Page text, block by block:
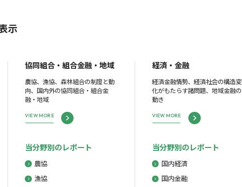
示
協同組合・組合金融・地域
農協、漁協、森林組合の制度と動
向、国内外の協同組合・組合金
融・地域
VIEW MORE
当分野別のレポート
農協
漁協
経済・金融
経済金融情勢、経済社会の構造変
化がもたらす諸問題、地域金融の
動き
VIEW MORE
当分野別のレポート
国内経済
国内金融